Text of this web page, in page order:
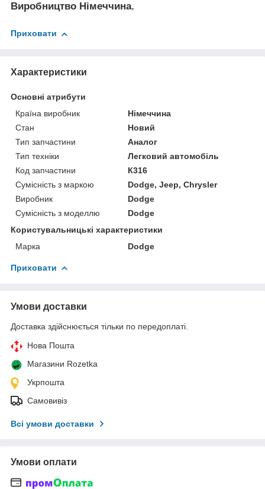
Виробництво Німеччина.
Приховати
Характеристики
Основні атрибути
Країна виробник
Німеччина
Стан
Новий
Тип запчастини
Аналог
Тип техніки
Легковий автомобіль
Код запчастини
К316
Сумісність з маркою
Dodge, Jeep, Chrysler
Виробник
Dodge
Сумісність з моделлю
Dodge
Користувальницькі характеристики
Марка
Dodge
Приховати
Умови доставки
Доставка здійснюється тільки по передоплаті.
Нова Пошта
Магазини Rozetka
Укрпошта
Самовивіз
Всі умови доставки
Умови оплати